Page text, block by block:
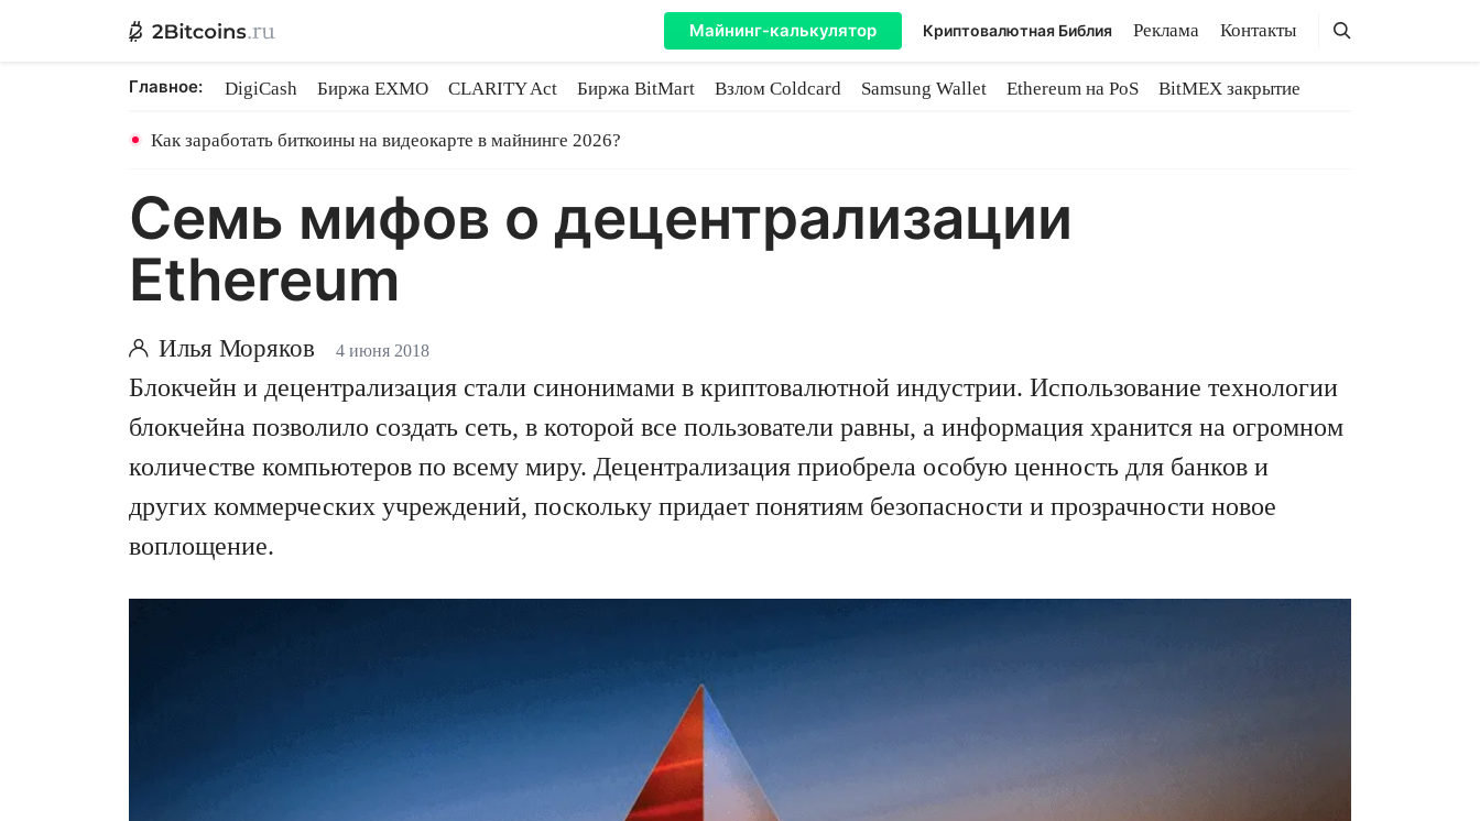
Майнинг-калькулятор Криптовалютная Библия Реклама Контакты Поиск
Поиск
Главное: DigiCash Биржа EXMO CLARITY Act Биржа BitMart Взлом Coldcard Samsung Wallet Ethereum на PoS
BitMEX закрытие
Как заработать биткоины на видеокарте в майнинге 2026?
Семь мифов о децентрализации
Ethereum
Илья Моряков 4 июня 2018
Блокчейн и децентрализация стали синонимами в криптовалютной индустрии. Использование технологии
блокчейна позволило создать сеть, в которой все пользователи равны, а информация хранится на огромном
количестве компьютеров по всему миру. Децентрализация приобрела особую ценность для банков и
других коммерческих учреждений, поскольку придает понятиям безопасности и прозрачности новое
воплощение.